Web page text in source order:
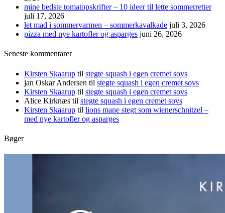
mine bedste tomatopskrifter – 10 ideer til lette sommerretter
juli 17, 2026
let mad i sommervarmen – sommerkavalkade juli 3, 2026
pizza med nye kartofler og asparges juni 26, 2026
Seneste kommentarer
Kirsten Skaarup til stegte squash i egen cremet sovs
jan Oskar Andersen til stegte squash i egen cremet sovs
Kirsten Skaarup til stegte squash i egen cremet sovs
Alice Kirknæs til stegte squash i egen cremet sovs
Kirsten Skaarup til lions mane stegt som wienerschnitzel –
med nye kartofler og asparges
Bøger